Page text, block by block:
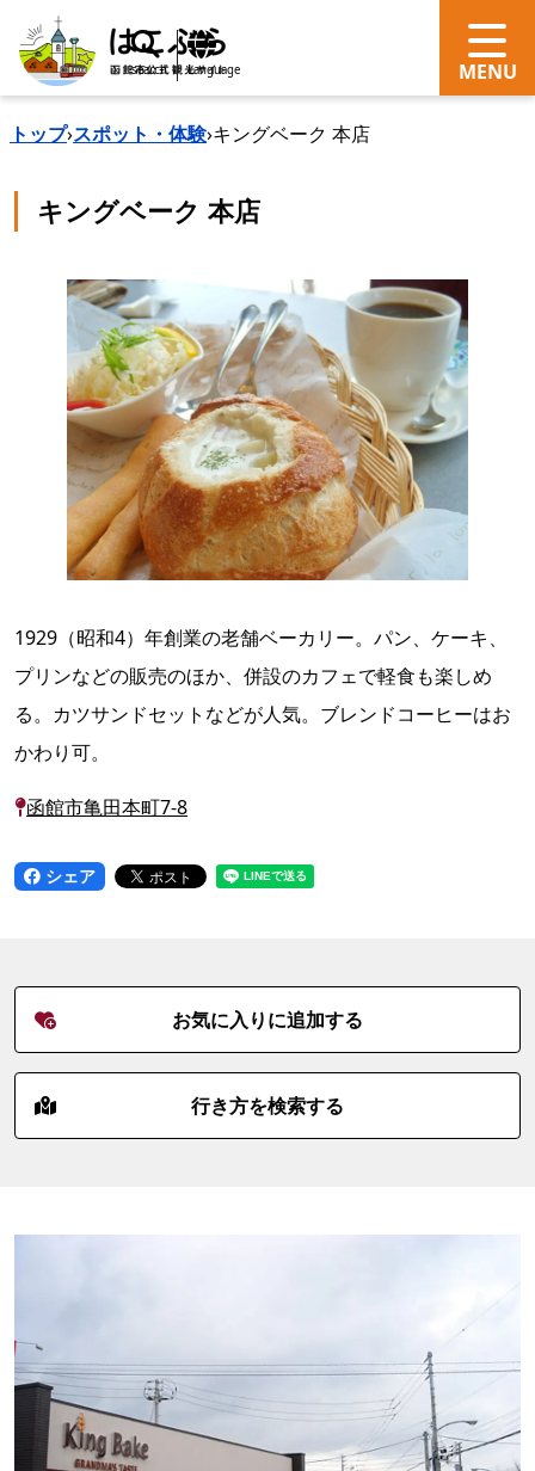
search Language
トップ›スポット・体験›キングベーク 本店
キングベーク 本店
1929（昭和4）年創業の老舗ベーカリー。パン、ケーキ、
プリンなどの販売のほか、併設のカフェで軽食も楽しめ
る。カツサンドセットなどが人気。ブレンドコーヒーはお
かわり可。
函館市亀田本町7-8
シェア
お気に入りに追加する
行き方を検索する